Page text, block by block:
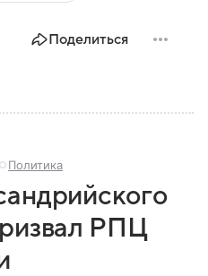
Поделиться
Политика
РПЦ